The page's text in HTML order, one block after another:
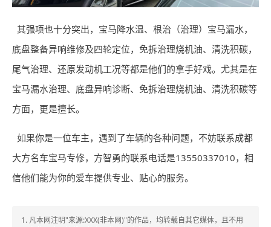
其强项也十分突出，宝马降水温、根治（治理）宝马漏水，
底盘整备异响维修及四轮定位，免拆治理烧机油、清洗积碳，
尾气治理、还原发动机工况等都是他们的拿手好戏。尤其是在
宝马漏水治理、底盘异响诊断、免拆治理烧机油、清洗积碳等
方面，更是擅长。
如果你是一位车主，遇到了车辆的各种问题，不妨联系成都
大方名车宝马专修，方智勇的联系电话是13550337010，相
信他们能为你的爱车提供专业、贴心的服务。
1. 凡本网注明"来源:XXX(非本网)"的作品，均转载自其它媒体，且不用